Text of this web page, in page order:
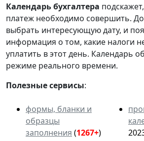
Календарьбухгалтера
платеж необходимо совершить.
выбрать интересующую дату, и
информация о том, какие налоги
уплатить в этот день. Календарь
режиме реального времени.
Полезные сервисы:
формы, бланки и
образцы
заполнения (1267+)